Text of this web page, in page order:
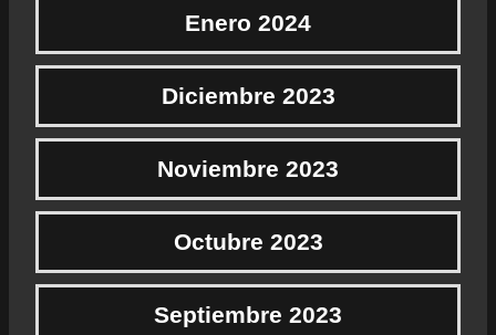
Enero 2024
Diciembre 2023
Noviembre 2023
Octubre 2023
Septiembre 2023